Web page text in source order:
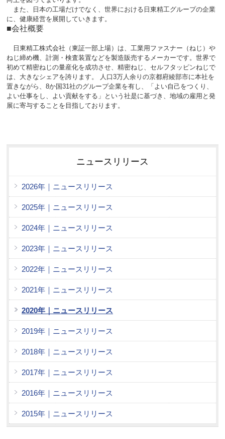
また、日本の工場だけでなく、世界における日東精工グループの企業
に、健康経営を展開していきます。
■会社概要
日東精工株式会社（東証一部上場）は、工業用ファスナー（ねじ）や
ねじ締め機、計測・検査装置などを製造販売するメーカーです。世界で
初めて精密ねじの量産化を成功させ、精密ねじ、セルフタッピンねじで
は、大きなシェアを誇ります。 人口3万人余りの京都府綾部市に本社を
置きながら、8か国31社のグループ企業を有し、「よい自己をつくり、
よい仕事をし、よい貢献をする」という社是に基づき、地域の雇用と発
展に寄与することを目指しております。
ニュースリリース
2026年｜ニュースリリース
2025年｜ニュースリリース
2024年｜ニュースリリース
2023年｜ニュースリリース
2022年｜ニュースリリース
2021年｜ニュースリリース
2020年｜ニュースリリース
2019年｜ニュースリリース
2018年｜ニュースリリース
2017年｜ニュースリリース
2016年｜ニュースリリース
2015年｜ニュースリリース